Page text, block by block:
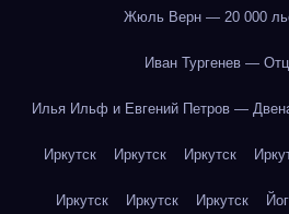
Жюль Верн — 20 000
Иван Тургенев —
Илья Ильф и Евгений Петров —
Иркутск Иркутск Иркутск
Иркутск Иркутск Иркутск